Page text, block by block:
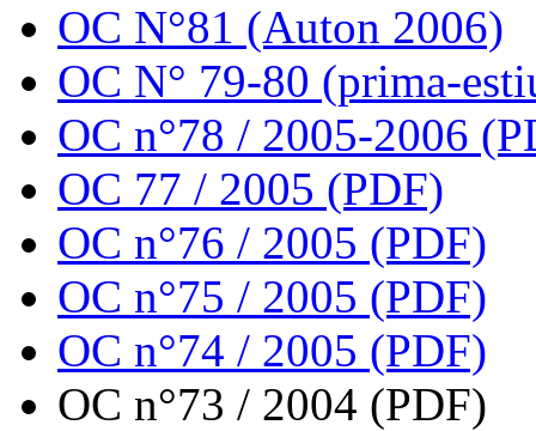
OC N°81 (Auton 2006)
OC N° 79-80 (prima-
OC n°78 / 2005-2006
OC 77 / 2005 (PDF)
OC n°76 / 2005 (PDF)
OC n°75 / 2005 (PDF)
OC n°74 / 2005 (PDF)
OC n°73 / 2004 (PDF)